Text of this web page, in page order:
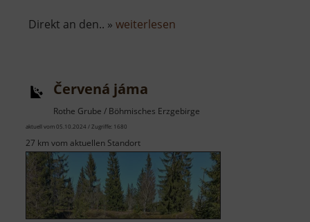
Direkt an den.. » weiterlesen
Nanebevzetí
Červená jáma
Rothe Grube / Böhmisches Erzgebirge
aktuell vom 05.10.2024 / Zugriffe: 1680
27 km vom aktuellen Standort